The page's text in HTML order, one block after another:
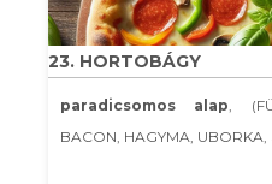
23. HORTOBÁGY
paradicsomos alap,
BACON, HAGYMA, UBORKA,